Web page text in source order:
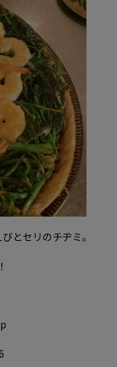
とセリのチヂミ。